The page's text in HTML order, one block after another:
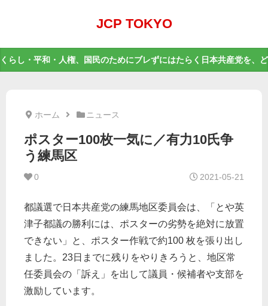
JCP TOKYO
くらし・平和・人権、国民のためにブレずにはたらく日本共産党を、
ホーム ニュース
ポスター100枚一気に／有力10氏争
う練馬区
0 2021-05-21
都議選で日本共産党の練馬地区委員会は、「とや英
津子都議の勝利には、ポスターの劣勢を絶対に放置
できない」と、ポスター作戦で約100 枚を張り出し
ました。 23日までに残りをやりきろうと、地区常
任委員会の「訴え」を出して議員・候補者や支部を
激励しています。